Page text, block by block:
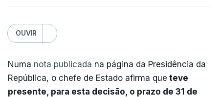
OUVIR
Numa nota publicada na página da Presidência da
República, o chefe de Estado afirma que teve
presente, para esta decisão, o prazo de 31 de